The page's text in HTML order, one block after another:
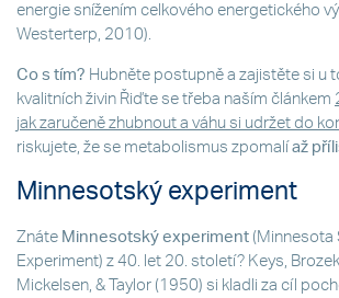
energie snížením celkového energetického
Westerterp, 2010).
Co s tím? Hubněte postupně a zajistěte si u
kvalitních živin Řiďte se třeba naším článkem
jak zaručeně zhubnout a váhu si udržet do
riskujete, že se metabolismus zpomalíaž
Minnesotský experiment
Znáte Minnesotský experiment (Minnesota
Experiment) z 40. let 20. století? Keys,
Mickelsen, & Taylor (1950) si kladli za cíl